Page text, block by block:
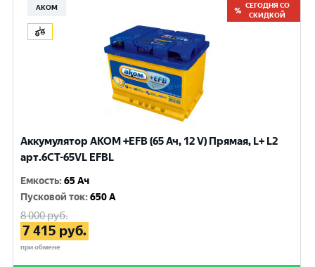
АКОМ
СЕГОДНЯ СО
СКИДКОЙ
Аккумулятор AKOM +EFB (65 Ач, 12 V) Прямая, L+ L2
арт.6СТ-65VL EFBL
Емкость:65 Ач
Пусковой ток:650 A
8 000руб.
7 415 руб.
при обмене